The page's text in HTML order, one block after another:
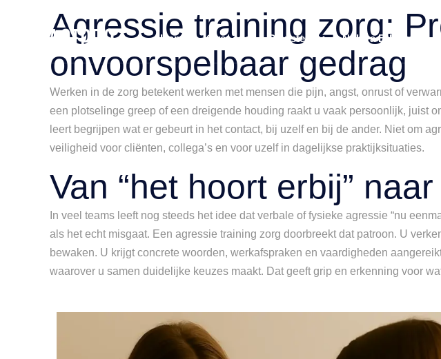
Home Over ons Diensten Nobtra Erkenning
Agressie training zorg:
onvoorspelbaar gedrag
Werken in de zorg betekent werken met mensen die pijn, angst, onrust of
een plotselinge greep of een dreigende houding raakt u vaak persoonlijk, juist
leert begrijpen wat er gebeurt in het contact, bij uzelf en bij de ander. Niet om
veiligheid voor cliënten, collega’s en voor uzelf in dagelijkse praktijksituaties.
Van “het hoort erbij”
In veel teams leeft nog steeds het idee dat verbale of fysieke agressie “nu
als het echt misgaat. Een agressie training zorg doorbreekt dat patroon. U
bewaken. U krijgt concrete woorden, werkafspraken en vaardigheden
waarover u samen duidelijke keuzes maakt. Dat geeft grip en erkenning voor